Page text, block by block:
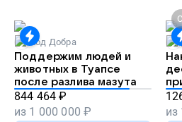
Код Добра
Поддержим людей и
животных в Туапсе
после разлива мазута
844 464 ₽
из 1 000 000 ₽
из